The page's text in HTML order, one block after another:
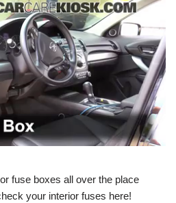
fuse boxes all over the place
your interior fuses here!